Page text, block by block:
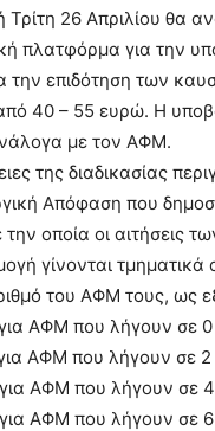
26 Απριλίου θα
πλατφόρμα για την
την επιδότηση των
40 – 55 ευρώ. Η
με τον ΑΦΜ.
της διαδικασίας
Απόφαση που
οποία οι αιτήσεις
γίνονται
του ΑΦΜ τους, ως
ΑΦΜ που λήγουν σε 0
ΑΦΜ που λήγουν σε 2
ΑΦΜ που λήγουν σε 4
ΑΦΜ που λήγουν σε 6